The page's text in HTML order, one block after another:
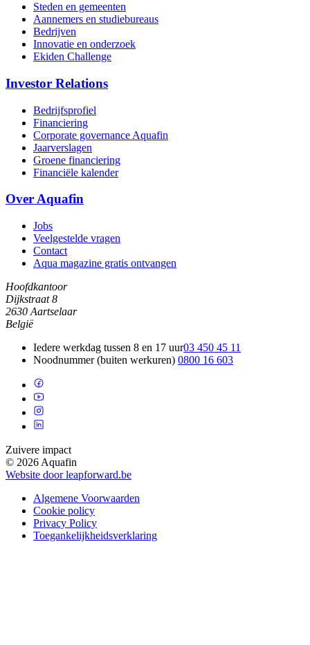
Steden en gemeenten
Aannemers en studiebureaus
Bedrijven
Innovatie en onderzoek
Ekiden Challenge
Investor Relations
Bedrijfsprofiel
Financiering
Corporate governance Aquafin
Jaarverslagen
Groene financiering
Financiële kalender
Over Aquafin
Jobs
Veelgestelde vragen
Contact
Aqua magazine gratis ontvangen
Hoofdkantoor
Dijkstraat 8
2630 Aartselaar
België
Iedere werkdag tussen 8 en 17 uur03 450 45 11
Noodnummer (buiten werkuren) 0800 16 603
Zuivere impact
© 2026 Aquafin
Website door leapforward.be
Algemene Voorwaarden
Cookie policy
Privacy Policy
Toegankelijkheidsverklaring